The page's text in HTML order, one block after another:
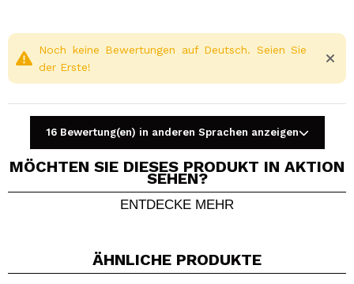
Ein Video oder Foto teilen
Noch keine Bewertungen auf Deutsch. Seien Sie
der Erste!
16 Bewertung(en) in anderen Sprachen anzeigen
MÖCHTEN SIE DIESES PRODUKT IN AKTION
SEHEN?
ENTDECKE MEHR
ÄHNLICHE PRODUKTE